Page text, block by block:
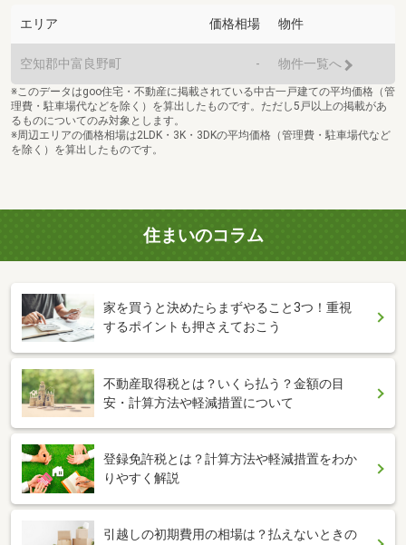
エリア 価格相場 物件
空知郡中富良野町 - 物件一覧へ
※このデータはgoo住宅・不動産に掲載されている中古一戸建ての平均価格（管
理費・駐車場代などを除く）を算出したものです。ただし5戸以上の掲載があ
るものについてのみ対象とします。
※周辺エリアの価格相場は2LDK・3K・3DKの平均価格（管理費・駐車場代など
を除く）を算出したものです。
住まいのコラム
家を買うと決めたらまずやること3つ！重視
するポイントも押さえておこう
不動産取得税とは？いくら払う？金額の目
安・計算方法や軽減措置について
登録免許税とは？計算方法や軽減措置をわか
りやすく解説
引越しの初期費用の相場は？払えないときの